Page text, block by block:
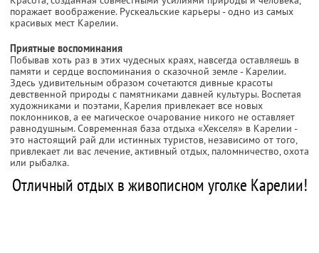
поражает воображение. Рускеальские карьеры - одно из самых
красивых мест Карелии.
Приятные воспоминания
Побывав хоть раз в этих чудесных краях, навсегда оставляешь в
памяти и сердце воспоминания о сказочной земле - Карелии.
Здесь удивительным образом сочетаются дивные красоты
девственной природы с памятниками давней культуры. Воспетая
художниками и поэтами, Карелия привлекает все новых
поклонников, а ее магическое очарование никого не оставляет
равнодушным. Современная база отдыха «Хекселя» в Карелии -
это настоящий рай дли истинных туристов, независимо от того,
привлекает ли вас лечение, активный отдых, паломничество, охота
или рыбалка.
Отличный отдых в живописном уголке Карелии!